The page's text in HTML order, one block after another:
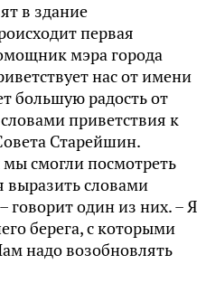
в здание
первая
мэра города
нас от имени
большую радость от
приветствия к
Старейшин.
смогли посмотреть
выразить словами
говорит один из них. – Я
берега, с которыми
надо возобновлять